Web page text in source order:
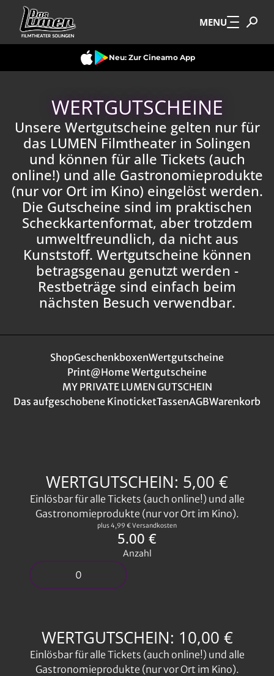
Zum Hauptinhalt springen MENU
Neu: Zur Cineamo App
WERTGUTSCHEINE
Unsere Wertgutscheine gelten nur für
das LUMEN Filmtheater in Solingen
und können für alle Tickets (auch
online!) und alle Gastronomieprodukte
(nur vor Ort im Kino) eingelöst werden.
Die Gutscheine sind im praktischen
Scheckkartenformat, aber trotzdem
umweltfreundlich, da nicht aus
Kunststoff. Wertgutscheine können
betragsgenau genutzt werden -
Restbeträge sind einfach beim
nächsten Besuch verwendbar.
ShopGeschenkboxenWertgutscheine
Print@Home Wertgutscheine
MY PRIVATE LUMEN GUTSCHEIN
Das aufgeschobene KinoticketTassenAGBWarenkorb
WERTGUTSCHEIN: 5,00 €
Einlösbar für alle Tickets (auch online!) und alle
Gastronomieprodukte (nur vor Ort im Kino).
plus 4,99 € Versandkosten
5.00 €
Anzahl
WERTGUTSCHEIN: 10,00 €
Einlösbar für alle Tickets (auch online!) und alle
Gastronomieprodukte (nur vor Ort im Kino).